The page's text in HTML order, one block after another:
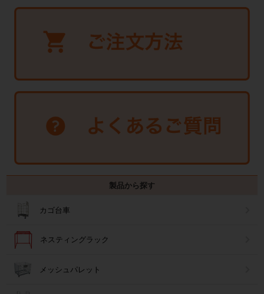
製品から探す
カゴ台車
ネスティングラック
メッシュパレット